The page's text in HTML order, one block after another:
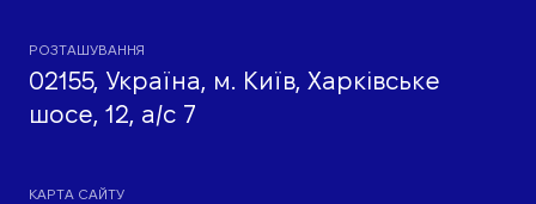
РОЗТАШУВАННЯ
02155, Україна, м. Київ, Харківське
шосе, 12, а/с 7
КАРТА САЙТУ